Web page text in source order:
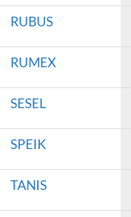
RUBUS
RUMEX
SESEL
SPEIK
TANIS